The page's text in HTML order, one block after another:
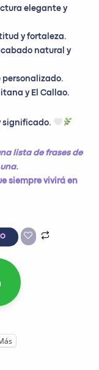
elegante y
y fortaleza.
natural y
personalizado.
y El Callao.
significado.
lista de frases de
siempre vivirá en